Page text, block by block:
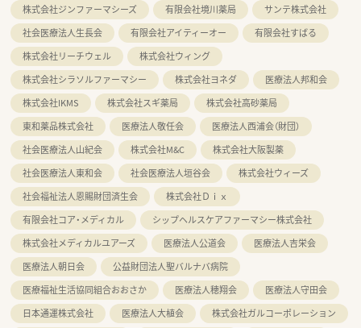
株式会社ジンファーマシーズ
有限会社境川薬局
サンテ株式会社
社会医療法人生長会
有限会社アイティーオー
有限会社すばる
株式会社リーチウェル
株式会社ウィング
株式会社シラソルファーマシー
株式会社ヨネダ
医療法人邦和会
株式会社IKMS
株式会社スギ薬局
株式会社高砂薬局
東和薬品株式会社
医療法人敬任会
医療法人西浦会（財団）
社会医療法人山紀会
株式会社M&C
株式会社大阪製薬
社会医療法人東和会
社会医療法人垣谷会
株式会社ウィーズ
社会福祉法人恩賜財団済生会
株式会社Ｄｉｘ
有限会社コア・メディカル
シップヘルスケアファーマシー株式会社
株式会社メディカルユアーズ
医療法人公道会
医療法人吉栄会
医療法人朝日会
公益財団法人聖バルナバ病院
医療福祉生活協同組合おおさか
医療法人穂翔会
医療法人守田会
日本通運株式会社
医療法人大植会
株式会社ガルコーポレーション